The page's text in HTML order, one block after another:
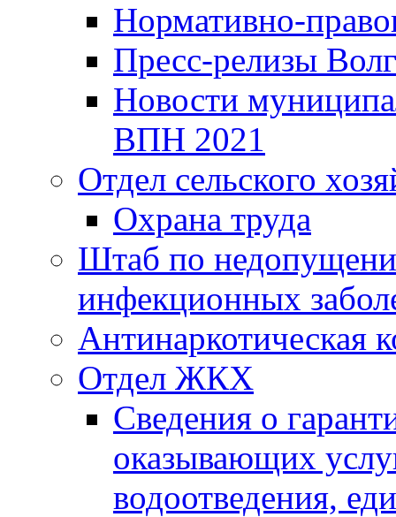
Нормативно-
Пресс-релизы
Новости
ВПН 2021
Отдел сельского
Охрана труда
Штаб по
инфекционных
Антинаркотическая
Отдел ЖКХ
Сведения о
оказывающих
водоотведения,